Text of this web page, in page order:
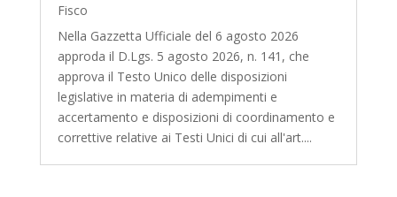
Fisco
Nella Gazzetta Ufficiale del 6 agosto 2026
approda il D.Lgs. 5 agosto 2026, n. 141, che
approva il Testo Unico delle disposizioni
legislative in materia di adempimenti e
accertamento e disposizioni di coordinamento e
correttive relative ai Testi Unici di cui all'art....